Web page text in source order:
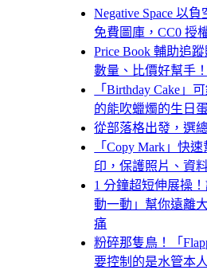
Negative Space 以
免費圖庫，CC0 授
Price Book 輔助追
數量、比價好幫手！
「Birthday Cake」
的能吹蠟燭的生日
從部落格出發，選
「Copy Mark」快
印，保護照片、資
1 分鐘超短伸展操
動一動」幫你遠離
痛
粉碎那隻鳥！「
要控制的是水管本人